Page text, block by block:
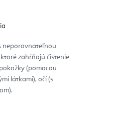
neporovnateľnou
zahŕňajú čistenie
(pomocou
látkami), očí (s